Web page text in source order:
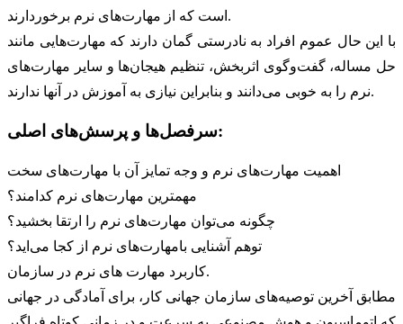
است که از مهارت‌های نرم برخوردارند.
با این حال عموم افراد به نادرستی گمان دارند که مهارت‌هایی مانند
حل‌ مساله، گفت‌وگوی اثربخش، تنظیم هیجان‌ها و سایر مهارت‌های
نرم را به خوبی می‌دانند و بنابراین نیازی به آموزش در آنها ندارند.
سرفصل‌ها و پرسش‌های اصلی:
اهمیت مهارت‌های نرم و وجه تمایز آن با مهارت‌های سخت
مهمترین مهارت‌های نرم کدامند؟
چگونه می‌توان مهارت‌های نرم را ارتقا بخشید؟
توهم آشنایی بامهارت‌های نرم از کجا می‌اید؟
کاربرد مهارت های نرم در سازمان.
مطابق آخرین توصیه‌های سازمان جهانی کار، برای آمادگی در جهانی